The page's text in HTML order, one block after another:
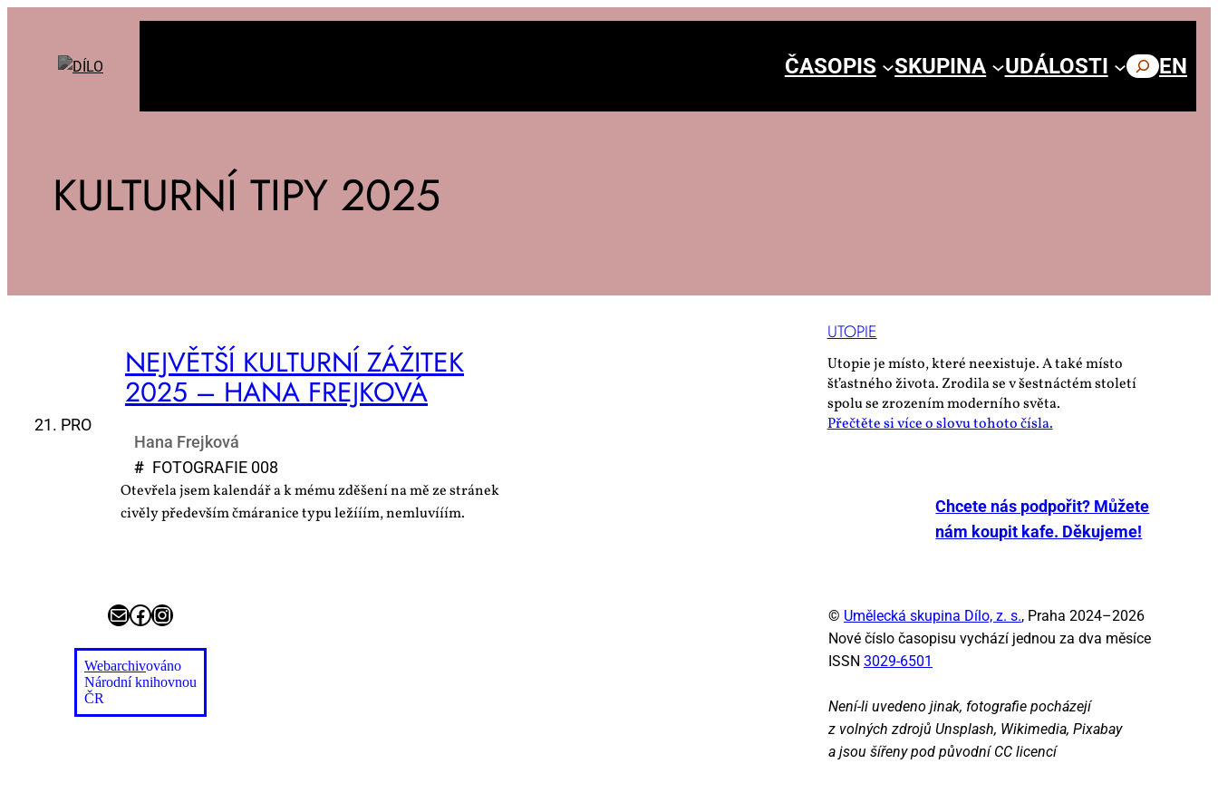
ČASOPIS SKUPINA UDÁLOSTI HLEDAT
EN
KULTURNÍ TIPY 2025
21. PRO
NEJ­VĚT­ŠÍ KUL­TUR­NÍ ZÁ­ŽI­TEK
2025 – HA­NA FREJ­KO­VÁ
Hana Frejková
# FO­TO­GRA­FIE 008
Otevřela jsem kalendář a k mému zděšení na mě ze stránek
civěly především čmáranice typu ležííím, nemluvííím.
UTO­PIE
Utopie je místo, které neexistuje. A také místo
šťastného života. Zrodila se v šestnáctém století
spolu se zrozením moderního světa.
Přečtěte si více o slovu tohoto čísla.
Chcete nás podpořit? Můžete
nám koupit kafe. Děkujeme!
E-mailFacebook
Instagram
Webarchivováno
Národní knihovnou
ČR
© Umělecká skupina Dílo, z. s., Praha 2024–2026
Nové číslo časopisu vychází jednou za dva měsíce
ISSN 3029-6501
Není-li uvedeno jinak, fotografie pocházejí
z volných zdrojů Unsplash, Wikimedia, Pixabay
a jsou šířeny pod původní CC licencí